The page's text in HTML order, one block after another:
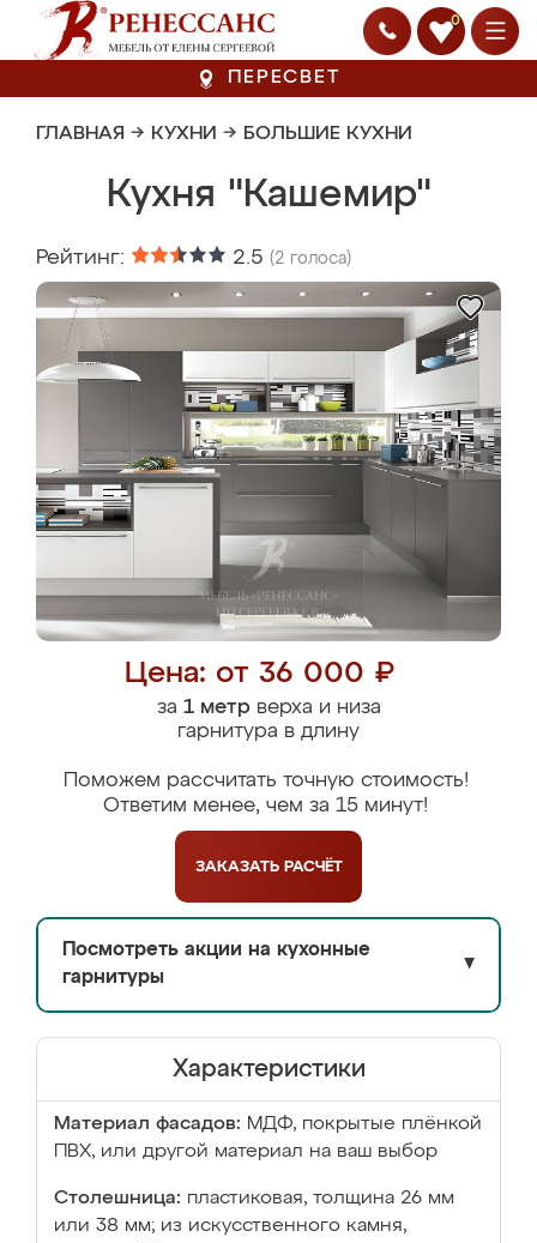
0
ПЕРЕСВЕТ
ГЛАВНАЯ → КУХНИ → БОЛЬШИЕ КУХНИ
Кухня "Кашемир"
Рейтинг: 2.5 (2 голоса)
Цена: от 36 000 ₽
за 1 метрверха и низа
гарнитура в длину
Поможем рассчитать точную стоимость!
Ответим менее, чем за 15 минут!
ЗАКАЗАТЬ РАСЧЁТ
Посмотреть акции на кухонные
гарнитуры
▼
Характеристики
Материал фасадов: МДФ, покрытые плёнкой
ПВХ, или другой материал на ваш выбор
Столешница: пластиковая, толщина 26 мм
или 38 мм; из искусственного камня,